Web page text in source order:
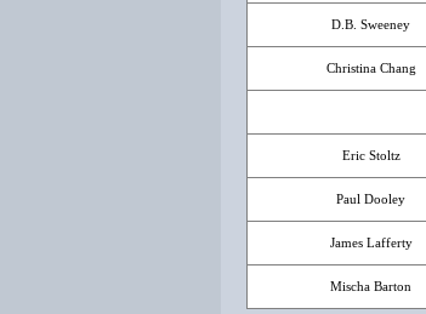
D.B. Sweeney
Christina Chang
Eric Stoltz
Paul Dooley
James Lafferty
Mischa Barton